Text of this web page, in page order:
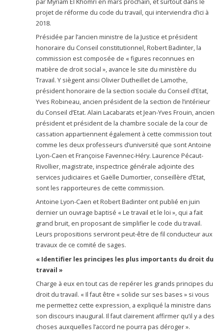
projet de réforme du code du travail, qui interviendra d’ici à
2018.
Présidée par l’ancien ministre de la Justice et président
honoraire du Conseil constitutionnel, Robert Badinter, la
commission est composée de « figures reconnues en
matière de droit social », avance le site du ministère du
Travail. Y siègent ainsi Olivier Dutheillet de Lamothe,
président honoraire de la section sociale du Conseil d’Etat,
Yves Robineau, ancien président de la section de l’intérieur
du Conseil d’Etat. Alain Lacabarats et Jean-Yves Frouin, ancien
président et président de la chambre sociale de la cour de
cassation appartiennent également à cette commission tout
comme les deux professeurs d’université que sont Antoine
Lyon-Caen et Françoise Favennec-Héry. Laurence Pécaut-
Rivollier, magistrate, inspectrice générale adjointe des
services judiciaires et Gaëlle Dumortier, conseillère d’Etat,
sont les rapporteures de cette commission.
Antoine Lyon-Caen et Robert Badinter ont publié en juin
dernier un ouvrage baptisé « Le travail et le loi », qui a fait
grand bruit, en proposant de simplifier le code du travail.
Leurs propositions serviront peut-être de fil conducteur aux
travaux de ce comité de sages.
« Identifier les principes les plus importants du droit du
travail »
Charge à eux en tout cas de repérer les grands principes du
droit du travail. « Il faut être « solide sur ses bases » si vous
me permettez cette expression, a expliqué la ministre dans
son discours inaugural. Il faut clairement affirmer qu’il y a des
choses auxquelles l’accord ne pourra pas déroger ».